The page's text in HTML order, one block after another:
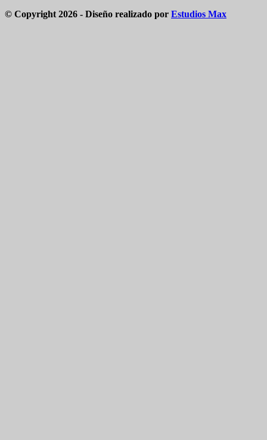
© Copyright 2026 - Diseño realizado por Estudios Max